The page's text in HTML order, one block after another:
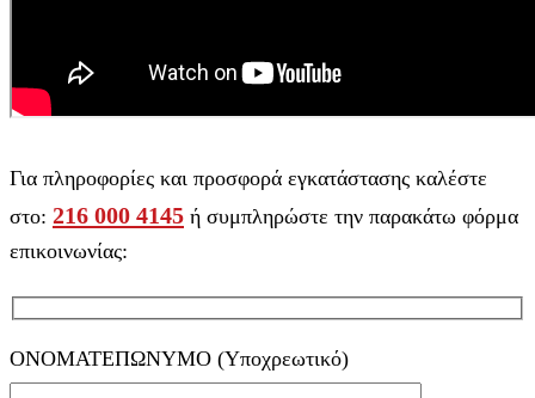
Για πληροφορίες και προσφορά εγκατάστασης καλέστε
στο: 216 000 4145 ή συμπληρώστε την παρακάτω φόρμα
επικοινωνίας:
ΟΝΟΜΑΤΕΠΩΝΥΜΟ (Υποχρεωτικό)